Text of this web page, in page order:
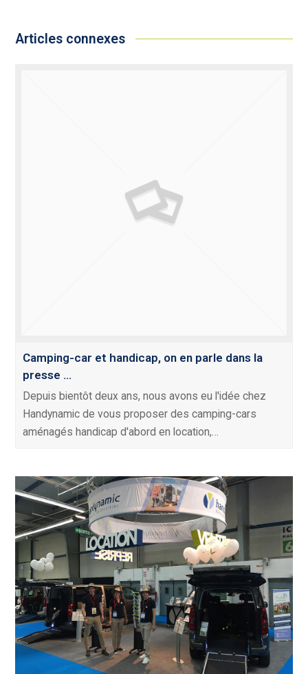
Articles connexes
Camping-car et handicap, on en parle dans la
presse …
Depuis bientôt deux ans, nous avons eu l'idée chez
Handynamic de vous proposer des camping-cars
aménagés handicap d'abord en location,…